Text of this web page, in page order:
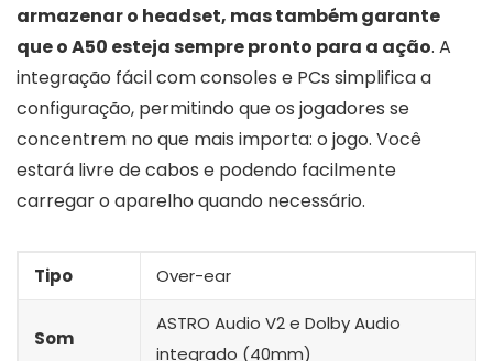
armazenar o headset, mas também garante
que o A50 esteja sempre pronto para a ação. A
integração fácil com consoles e PCs simplifica a
configuração, permitindo que os jogadores se
concentrem no que mais importa: o jogo. Você
estará livre de cabos e podendo facilmente
carregar o aparelho quando necessário.
Tipo Over-ear
Som
ASTRO Audio V2 e Dolby Audio
integrado (40mm)